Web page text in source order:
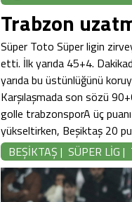
Trabzon
Süper Toto Süper ligin
etti. İlk yarıda 45+4.
yarıda bu üstünlüğünü
Karşılaşmada son sözü
golle trabzonsporA üç
yükseltirken, Beşiktaş 20
BEŞİKTAŞ | SÜPER LİG |